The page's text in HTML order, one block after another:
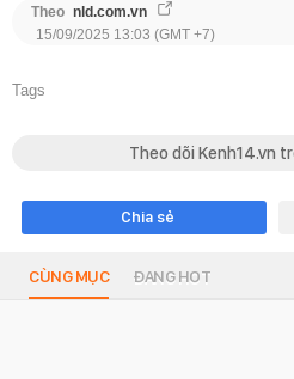
Theo nld.com.vn
15/09/2025 13:03 (GMT +7)
Tags
Theo dõi Kenh14.vn
Chia sẻ
CÙNG MỤC ĐANG HOT